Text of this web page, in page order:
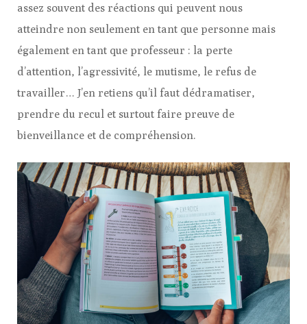
assez souvent des réactions qui peuvent nous
atteindre non seulement en tant que personne mais
également en tant que professeur : la perte
d’attention, l’agressivité, le mutisme, le refus de
travailler… J’en retiens qu’il faut dédramatiser,
prendre du recul et surtout faire preuve de
bienveillance et de compréhension.